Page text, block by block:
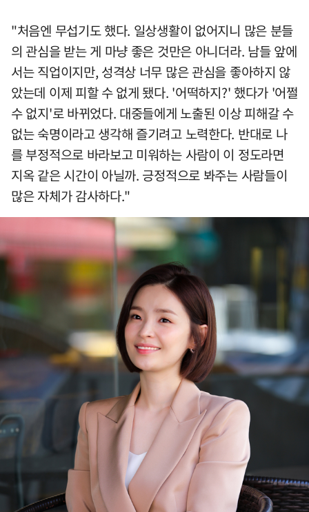
"처음엔 무섭기도 했다. 일상생활이 없어지니 많은 분들
의 관심을 받는 게 마냥 좋은 것만은 아니더라. 남들 앞에
서는 직업이지만, 성격상 너무 많은 관심을 좋아하지 않
았는데 이제 피할 수 없게 됐다. '어떡하지?' 했다가 '어쩔
수 없지'로 바뀌었다. 대중들에게 노출된 이상 피해갈 수
없는 숙명이라고 생각해 즐기려고 노력한다. 반대로 나
를 부정적으로 바라보고 미워하는 사람이 이 정도라면
지옥 같은 시간이 아닐까. 긍정적으로 봐주는 사람들이
많은 자체가 감사하다."